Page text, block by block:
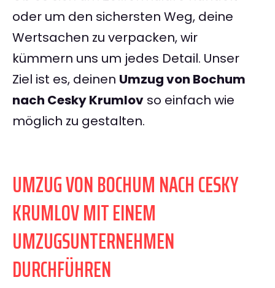
oder um den sichersten Weg, deine
Wertsachen zu verpacken, wir
kümmern uns um jedes Detail. Unser
Ziel ist es, deinen Umzug von Bochum
nach Cesky Krumlov so einfach wie
möglich zu gestalten.
UMZUG VON BOCHUM NACH CESKY
KRUMLOV MIT EINEM
UMZUGSUNTERNEHMEN
DURCHFÜHREN